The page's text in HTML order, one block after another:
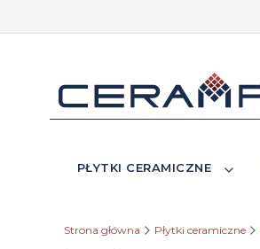
PŁYTKI CERAMICZNE
Strona główna Płytki ceramiczne